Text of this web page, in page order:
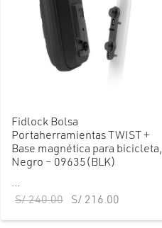
Fidlock Bolsa
Portaherramientas TWIST +
Base magnética para bicicleta,
Negro – 09635(BLK)
...
S/240.00
El precio
S/ 216.00